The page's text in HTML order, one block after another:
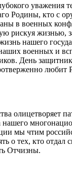
уважения
Родины, кто с
в военных
рискуя жизнью,
нашего
военных и
День
любит
олицетворяет
нашего
мы чтим
о тех, кто отдал
Отчизны.